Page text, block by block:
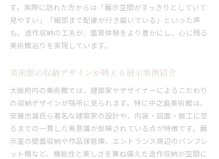
す。実際に訪れた方からは「展示空間がすっきりとしていて
見やすい」「細部まで配慮が行き届いている」といった声
も。造作収納の工夫が、鑑賞体験をより豊かにし、心に残る
美術館巡りを実現しています。
美術館の収納デザインが映える展示事例紹介
大阪府内の美術館では、建築家やデザイナーによるこだわり
の収納デザインが随所に見られます。特に中之島美術館は、
安藤忠雄氏ら著名な建築家の設計や、内装・図面・施工に至
るまでの一貫した美意識が反映されている点が特徴です。展
示室の壁面収納や作品保管庫、エントランス周辺のパンフレ
ット棚など、機能性と美しさを兼ね備えた造作収納が空間に